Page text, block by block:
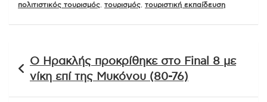
πολιτιστικός τουρισμός τουρισμός τουριστική εκπαίδευση
άρθρων
Ο Ηρακλής προκρίθηκε στο Final 8 με
νίκη επί της Μυκόνου (80-76)